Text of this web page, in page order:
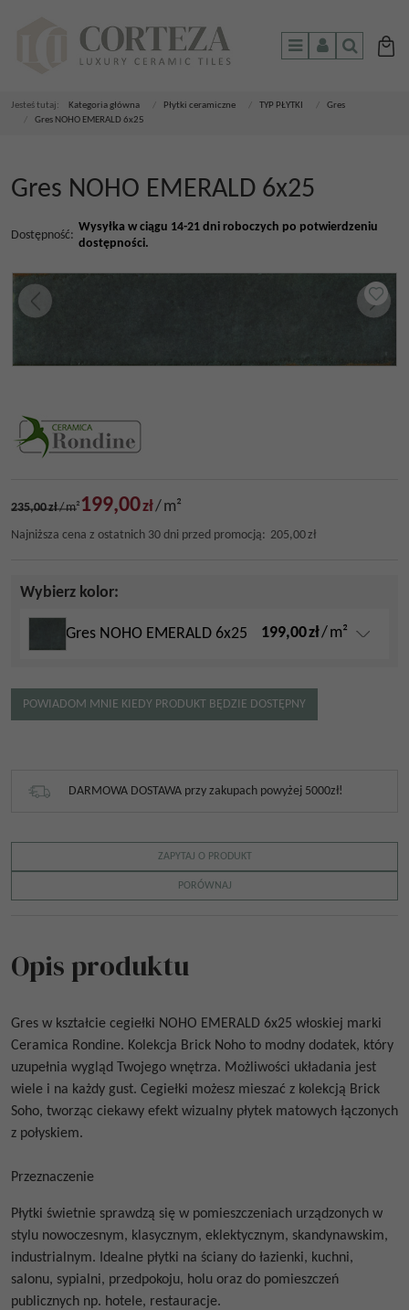
MenuPanelSzukaj
Jesteś tutaj: Kategoria główna Płytki ceramiczne TYP PŁYTKI
Gres
Gres NOHO EMERALD 6x25
Gres NOHO EMERALD 6x25
Dostępność:
Wysyłka w ciągu 14-21 dni roboczych po potwierdzeniu
dostępności.
235,00zł/m² 199,00zł/m²
Najniższa cena z ostatnich 30 dni przed promocją: 205,00zł
Wybierz kolor:
Gres NOHO EMERALD 6x25 199,00zł/ m²
POWIADOM MNIE KIEDY PRODUKT BĘDZIE DOSTĘPNY
DARMOWA DOSTAWA przy zakupach powyżej 5000zł!
ZAPYTAJ O PRODUKT
PORÓWNAJ
Opis produktu
Gres w kształcie cegiełki NOHO EMERALD 6x25 włoskiej marki
Ceramica Rondine. Kolekcja Brick Noho to modny dodatek, który
uzupełnia wygląd Twojego wnętrza. Możliwości układania jest
wiele i na każdy gust. Cegiełki możesz mieszać z kolekcją Brick
Soho, tworząc ciekawy efekt wizualny płytek matowych łączonych
z połyskiem.
Przeznaczenie
Płytki świetnie sprawdzą się w pomieszczeniach urządzonych w
stylu nowoczesnym, klasycznym, eklektycznym, skandynawskim,
industrialnym. Idealne płytki na ściany do łazienki, kuchni,
salonu, sypialni, przedpokoju, holu oraz do pomieszczeń
publicznych np. hotele, restauracje.